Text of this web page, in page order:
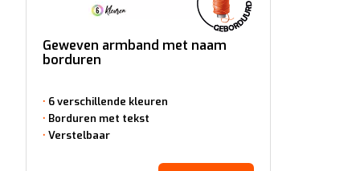
Geweven armband met naam
borduren
6 verschillende kleuren
Borduren met tekst
Verstelbaar